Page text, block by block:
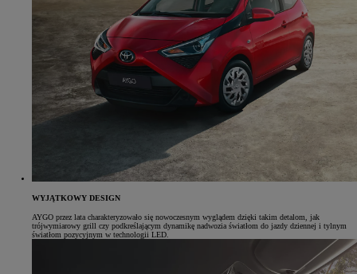
WYJĄTKOWY DESIGN
AYGO przez lata charakteryzowało się nowoczesnym wyglądem dzięki takim detalom, jak
trójwymiarowy grill czy podkreślającym dynamikę nadwozia światłom do jazdy dziennej i tylnym
światłom pozycyjnym w technologii LED.